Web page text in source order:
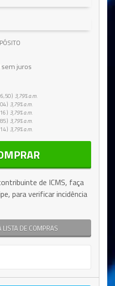
sem juros
3,79%a.m.
3,79%a.m.
3,79%a.m.
3,79%a.m.
3,79%a.m.
de ICMS, faça
para verificar incidência
LISTA DE COMPRAS